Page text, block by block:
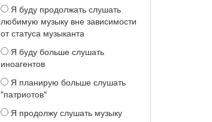
Я буду продолжать слушать
любимую музыку вне зависимости
от статуса музыканта
Я буду больше слушать
иноагентов
Я планирую больше слушать
"патриотов"
Я продолжу слушать музыку